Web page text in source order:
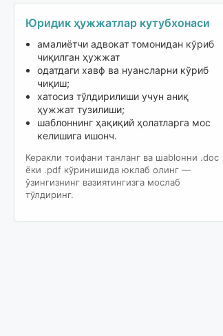
Юридик ҳужжатлар кутубхонаси
амалиётчи адвокат томонидан кўриб
чиқилган ҳужжат
одатдаги хавф ва нуансларни кўриб
чиқиш;
хатосиз тўлдирилиши учун аниқ
ҳужжат тузилиши;
шаблоннинг ҳақиқий ҳолатларга мос
келишига ишонч.
Керакли тоифани танланг ва шablонни .doc
ёки .pdf кўринишида юклаб олинг —
ўзингизнинг вазиятингизга мослаб
тўлдиринг.